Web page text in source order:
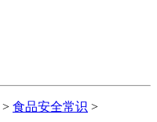
> 食品安全常识 >